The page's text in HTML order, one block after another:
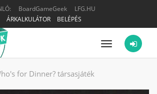
BoardGameGeek
LFG.HU
ÁRKALKULÁTOR
BELÉPÉS
Menü
for Dinner? társasjáték